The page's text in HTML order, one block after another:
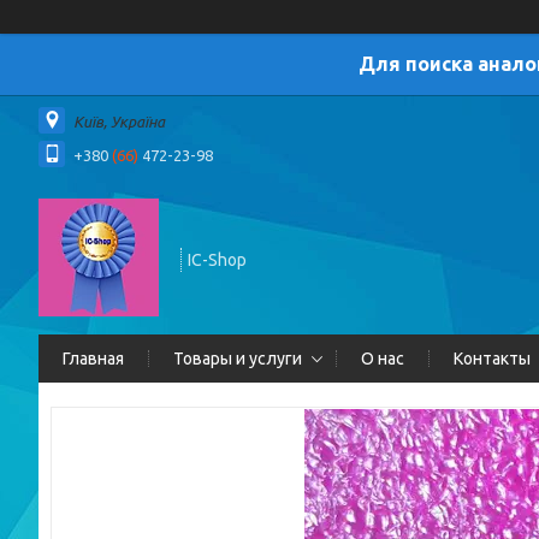
Для поиска
Київ, Україна
+380 (66) 472-23-98
IC-Shop
Главная Товары и услуги О нас Контакты